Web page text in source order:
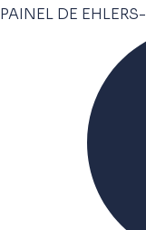
PAINEL DE